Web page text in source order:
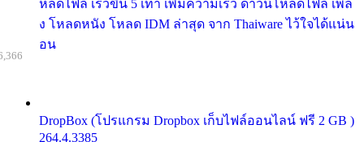
หลดไฟล์ เร็วขึ้น 5 เท่า เพิ่มความเร็ว ดาวน์โหลดไฟล์ เพล
ง โหลดหนัง โหลด IDM ล่าสุด จาก Thaiware ไว้ใจได้แน่น
อน
DropBox (โปรแกรม Dropbox เก็บไฟล์ออนไลน์ ฟรี 2 GB )
264.4.3385